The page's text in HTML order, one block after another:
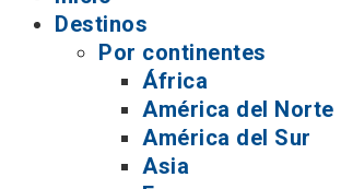
Destinos
Por continentes
África
América del Norte
América del Sur
Asia